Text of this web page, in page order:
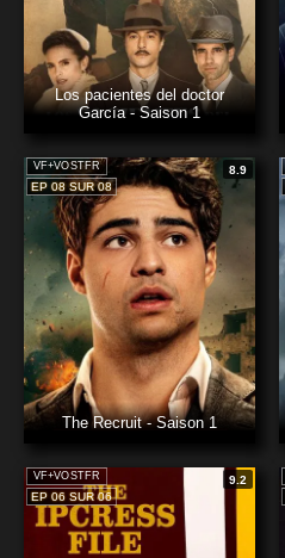
Los pacientes del doctor
García - Saison 1
VF+VOSTFR
8.9
EP 08 SUR 08
The Recruit - Saison 1
VF+VOSTFR
9.2
EP 06 SUR 06